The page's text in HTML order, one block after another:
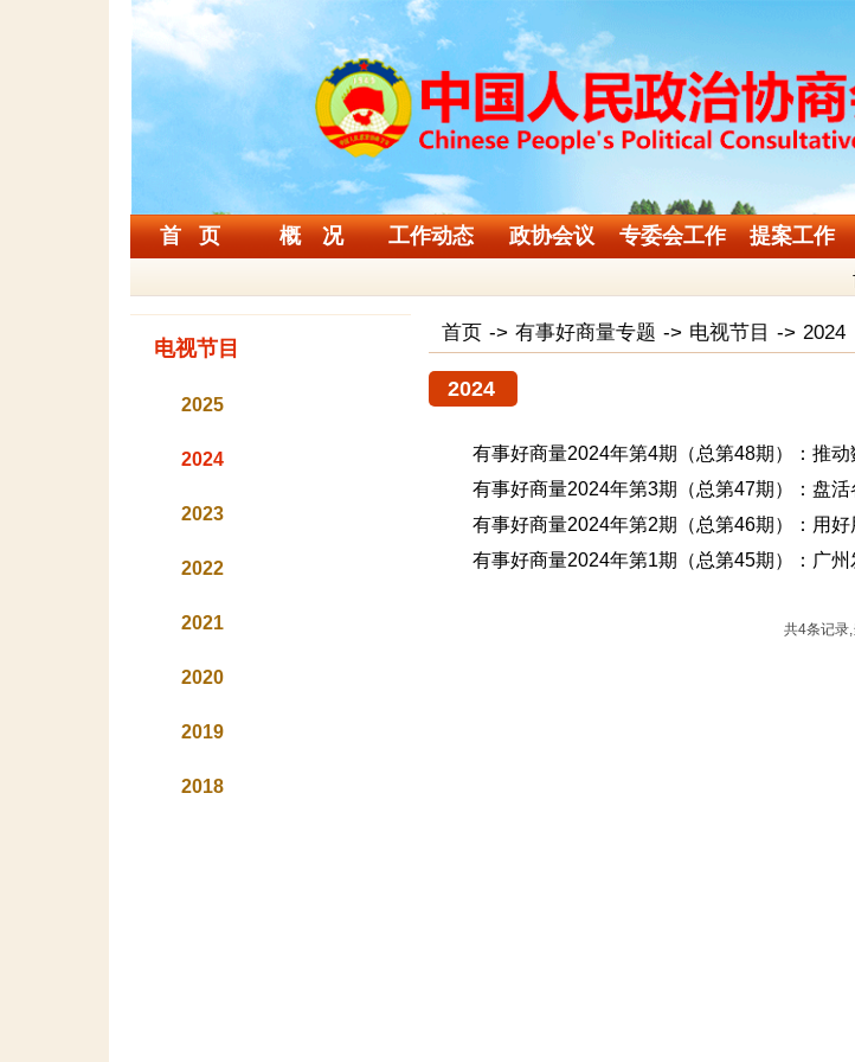
首 页 概 况 工作动态 政协会议 专委会工作 提案工作
电视节目
2025
2024
2023
2022
2021
2020
2019
2018
首页 -> 有事好商量专题 -> 电视节目 -> 2024
2024
有事好商量2024年第4期（总第48期）：推
有事好商量2024年第3期（总第47期）：盘
有事好商量2024年第2期（总第46期）：用
有事好商量2024年第1期（总第45期）：广州
共4条记录